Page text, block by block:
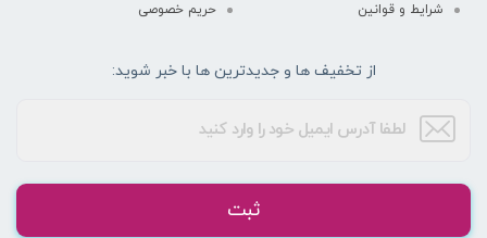
شرایط و قوانین حریم خصوصی
از تخفیف ها و جدیدترین ها با خبر شوید:
ثبت